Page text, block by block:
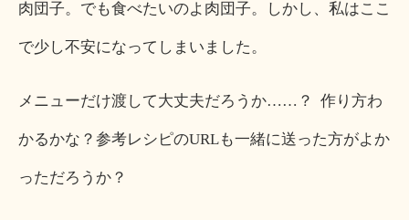
肉団子。でも食べたいのよ肉団子。しかし、私はここ
で少し不安になってしまいました。
メニューだけ渡して大丈夫だろうか……？ 作り方わ
かるかな？参考レシピのURLも一緒に送った方がよか
っただろうか？